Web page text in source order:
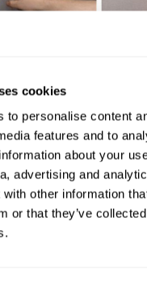
cookies
to personalise content
features and to
about your
advertising and
other information
or that they’ve
flujo de líquido durante
girar el volante
las lecturas del
el grifo 4-5 veces para
de las válvulas por